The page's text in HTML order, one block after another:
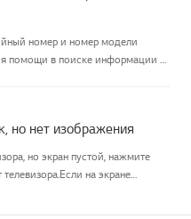
номер и номер модели
помощи в поиске информации о
но нет изображения
но экран пустой, нажмите
на экране